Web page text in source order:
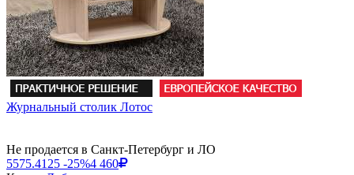
Журнальный столик Лотос
Не продается в Санкт-Петербург и ЛО
5575.4125 -25%4 460